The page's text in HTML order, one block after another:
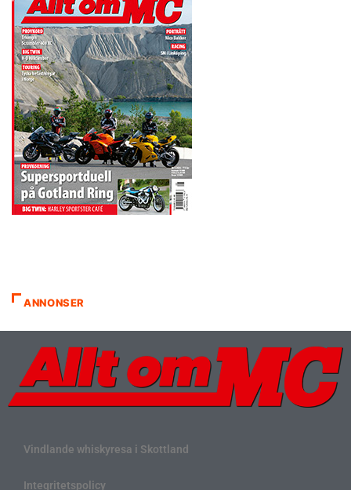
ANNONSER
Vindlande whiskyresa i Skottland
Integritetspolicy